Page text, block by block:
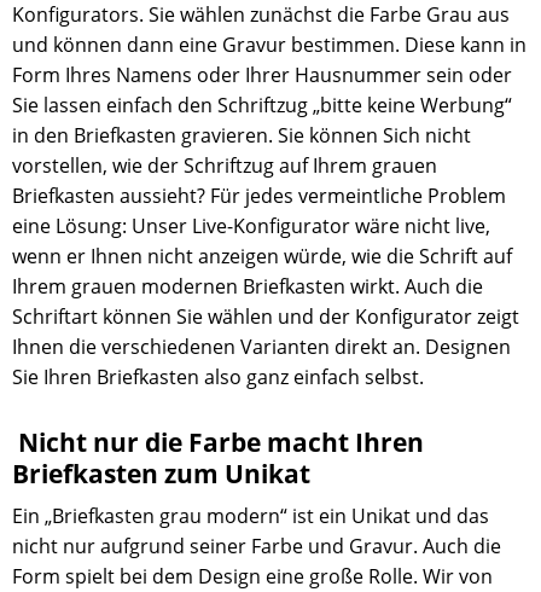
Konfigurators. Sie wählen zunächst die Farbe Grau aus
und können dann eine Gravur bestimmen. Diese kann in
Form Ihres Namens oder Ihrer Hausnummer sein oder
Sie lassen einfach den Schriftzug „bitte keine Werbung“
in den Briefkasten gravieren. Sie können Sich nicht
vorstellen, wie der Schriftzug auf Ihrem grauen
Briefkasten aussieht? Für jedes vermeintliche Problem
eine Lösung: Unser Live-Konfigurator wäre nicht live,
wenn er Ihnen nicht anzeigen würde, wie die Schrift auf
Ihrem grauen modernen Briefkasten wirkt. Auch die
Schriftart können Sie wählen und der Konfigurator zeigt
Ihnen die verschiedenen Varianten direkt an. Designen
Sie Ihren Briefkasten also ganz einfach selbst.
Nicht nur die Farbe macht Ihren
Briefkasten zum Unikat
Ein „Briefkasten grau modern“ ist ein Unikat und das
nicht nur aufgrund seiner Farbe und Gravur. Auch die
Form spielt bei dem Design eine große Rolle. Wir von